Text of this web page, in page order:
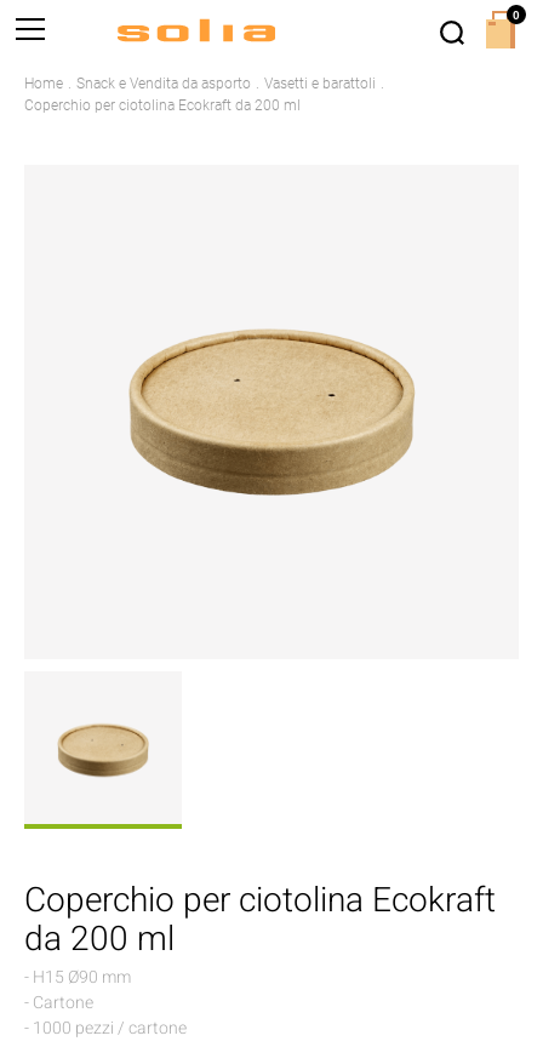
Home Snack e Vendita da asporto
Vasetti e barattoli
Coperchio per ciotolina Ecokraft da 200 ml
Coperchio per ciotolina Ecokraft
da 200 ml
- H15 Ø90 mm
- Cartone
- 1000 pezzi / cartone
0